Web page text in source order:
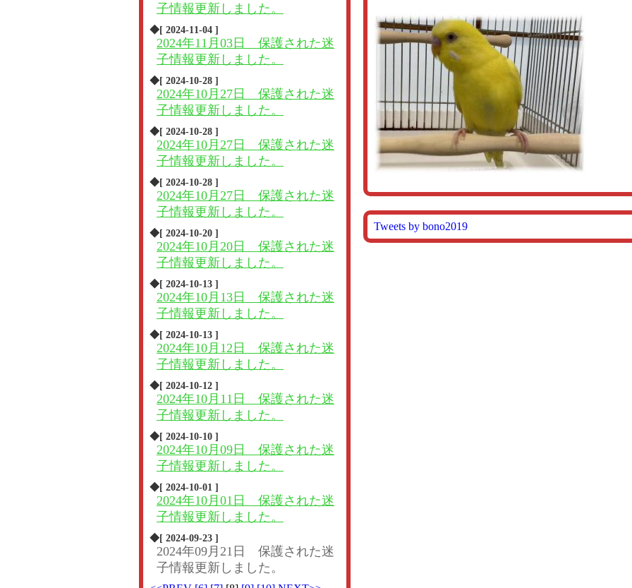
子情報更新しました。
◆[ 2024-11-04 ]
2024年11月03日 保護された迷
子情報更新しました。
◆[ 2024-10-28 ]
2024年10月27日 保護された迷
子情報更新しました。
◆[ 2024-10-28 ]
2024年10月27日 保護された迷
子情報更新しました。
◆[ 2024-10-28 ]
2024年10月27日 保護された迷
子情報更新しました。
◆[ 2024-10-20 ]
2024年10月20日 保護された迷
子情報更新しました。
◆[ 2024-10-13 ]
2024年10月13日 保護された迷
子情報更新しました。
◆[ 2024-10-13 ]
2024年10月12日 保護された迷
子情報更新しました。
◆[ 2024-10-12 ]
2024年10月11日 保護された迷
子情報更新しました。
◆[ 2024-10-10 ]
2024年10月09日 保護された迷
子情報更新しました。
◆[ 2024-10-01 ]
2024年10月01日 保護された迷
子情報更新しました。
◆[ 2024-09-23 ]
2024年09月21日 保護された迷
子情報更新しました。
Tweets by bono2019